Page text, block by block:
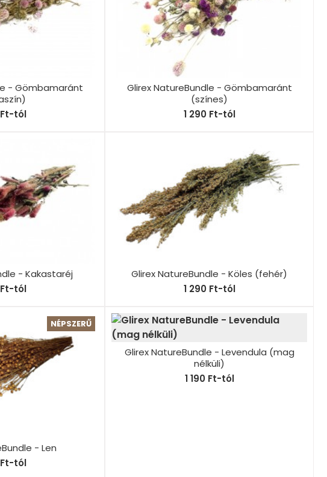
- Gömbamaránt
Ft-tól
Glirex NatureBundle - Gömbamaránt
(színes)
1 290 Ft-tól
- Kakastaréj
Ft-tól
Glirex NatureBundle - Köles (fehér)
1 290 Ft-tól
NÉPSZERŰ
- Len
Ft-tól
Glirex NatureBundle - Levendula (mag
nélküli)
1 190 Ft-tól